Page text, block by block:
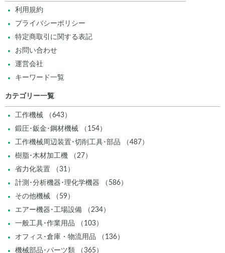
利用規約
プライバシーポリシー
特定商取引に関する表記
お問い合わせ
運営会社
キーワード一覧
カテゴリー一覧
工作機械 （643）
鍛圧･鈑金･鋼材機械 （154）
工作機械周辺装置･切削工具･部品 （487）
樹脂･木材加工機 （27）
省力化装置 （31）
計測･分析機器･理化学機器 （586）
その他機械 （59）
エアー機器･工場設備 （234）
一般工具･作業用品 （103）
オフィス･倉庫・物流用品 （136）
機械部品･パーツ類 （365）